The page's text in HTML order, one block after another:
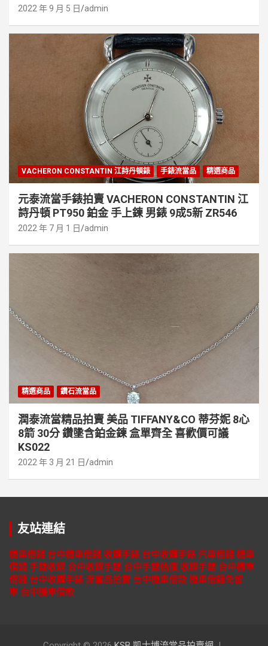
2022 年 9 月 5 日 admin
VACHERON CONSTANTIN 江詩丹頓錶 手錶流當品 精選商品
元泰流當手錶拍賣 VACHERON CONSTANTIN 江
詩丹頓 PT950 鉑金 手上鍊 男錶 9成5新 ZR546
2022 年 7 月 1 日 admin
精選商品 鑽石流當品
潤泰流當精品拍賣 美品 TIFFANY&CO 蒂芬妮 8心
8箭 30分 鑽墬含鉑金鍊 盒單齊全 喜歡價可議
KS022
2022 年 3 月 21 日 admin
友站連結
機車借錢 台中機車借錢 收購手錶 台中收購手錶 汽車借錢 機車
借錢 手錶收購 台中收購手錶 台中手錶估價 收購手錶 台中機車
借錢 台中收購手錶 流當品拍賣 台中機車借款 機車借錢免留
車 台中機車借款